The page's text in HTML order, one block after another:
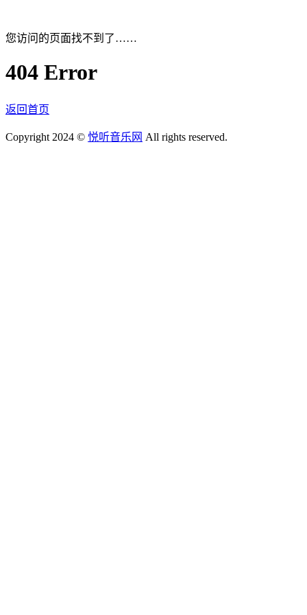
您访问的页面找不到了……
404 Error
返回首页
Copyright 2024 © 悦听音乐网 All rights reserved.